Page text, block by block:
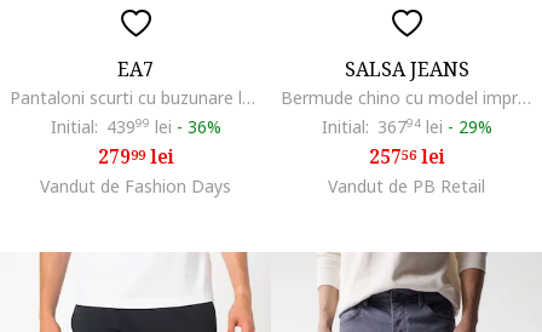
EA7
Pantaloni scurti cu buzunare laterale, Verde iarba
Initial: 43999 lei - 36%
27999lei
Vandut de Fashion Days
SALSA JEANS
Bermude chino cu model imprimat
Initial: 36794lei - 29%
25756lei
Vandut de PB Retail